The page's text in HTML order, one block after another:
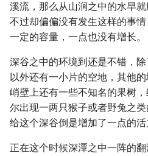
溪流，那么从山涧之中的水早
不过却偏偏没有发生这样的事
一定的容量，一点也没有增长。
深谷之中的环境到还是不错，
以外还有一小片的空地，其他
峭壁上还有一些不知名的果树
尔出现一两只猴子或者野兔之
给这个深谷倒是增加了一点的活
正在这个时候深潭之中一阵的